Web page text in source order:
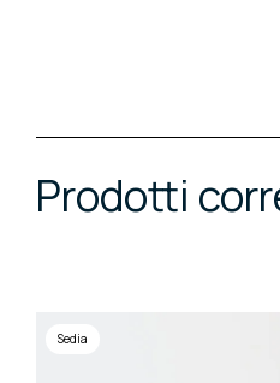
Prodotti
Sedia